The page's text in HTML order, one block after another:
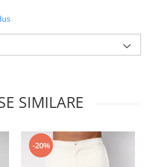
SIMILARE
-20%